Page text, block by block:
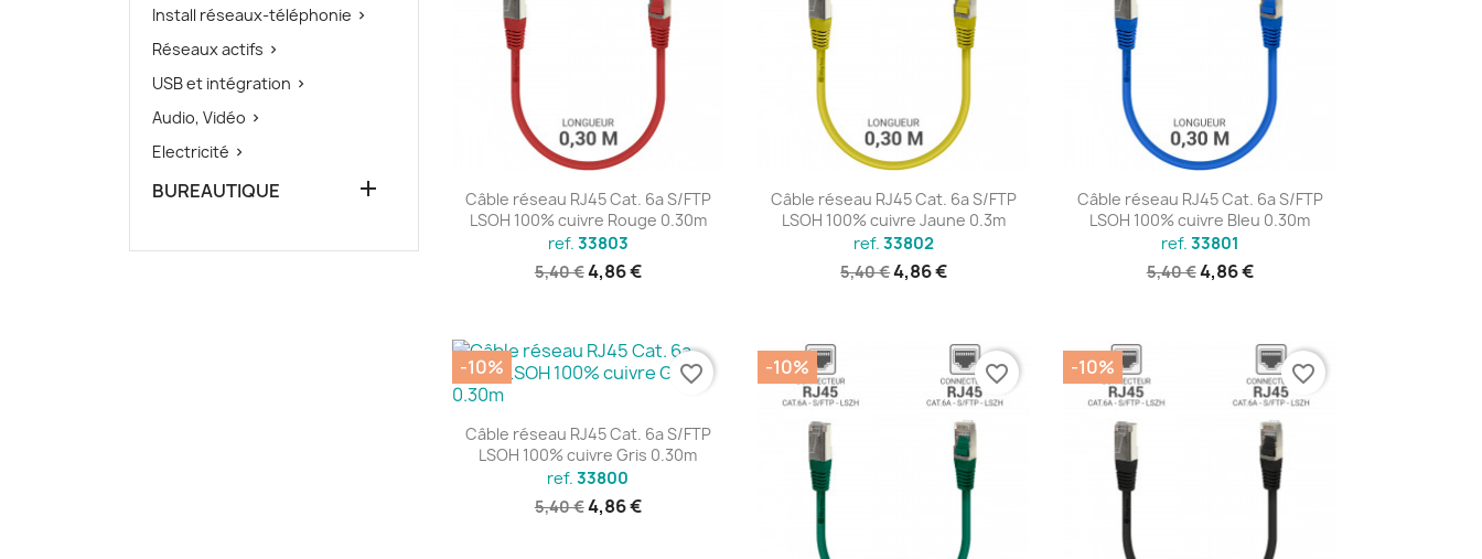
Install réseaux-téléphonie 
Réseaux actifs 
USB et intégration 
Audio, Vidéo 
Electricité 
BUREAUTIQUE  Aperçu rapide
Câble réseau RJ45 Cat. 6a S/FTP
LSOH 100% cuivre Rouge 0.30m
ref. 33803
5,40 €4,86 €
Aperçu rapide
Câble réseau RJ45 Cat. 6a S/FTP
LSOH 100% cuivre Jaune 0.3m
ref.33802
5,40 €4,86 €
Aperçu rapide
Câble réseau RJ45 Cat. 6a S/FTP
LSOH 100% cuivre Bleu 0.30m
ref. 33801
5,40 €4,86 €
Aperçu rapide
Câble réseau RJ45 Cat. 6a S/FTP
LSOH 100% cuivre Gris 0.30m
ref.33800
5,40 €4,86 €
-10% favorite_border -10% favorite_border -10% favorite_border